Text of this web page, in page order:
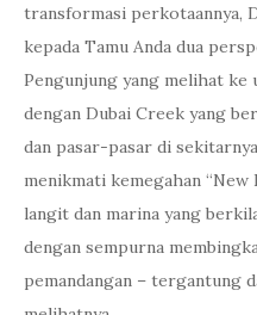
transformasi perkotaannya,
kepada Tamu Anda dua
Pengunjung yang melihat ke
dengan Dubai Creek yang
dan pasar-pasar di
menikmati kemegahan “New
langit dan marina yang
dengan sempurna
pemandangan – tergantung